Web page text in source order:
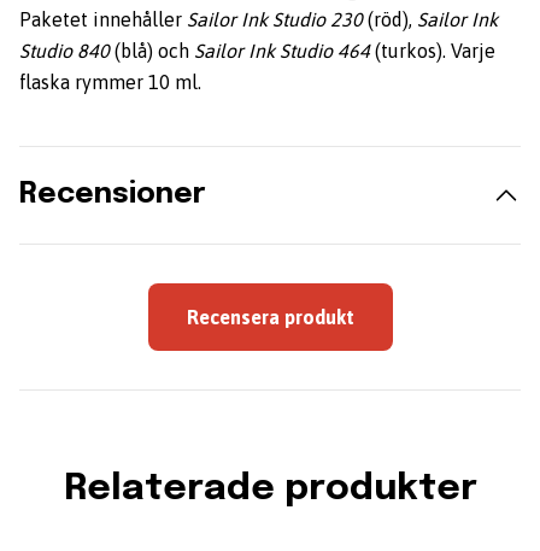
Paketet innehåller Sailor Ink Studio 230(röd), Sailor Ink
Studio 840(blå) och Sailor Ink Studio 464(turkos). Varje
flaska rymmer 10 ml.
Recensioner
Recensera produkt
Relaterade produkter